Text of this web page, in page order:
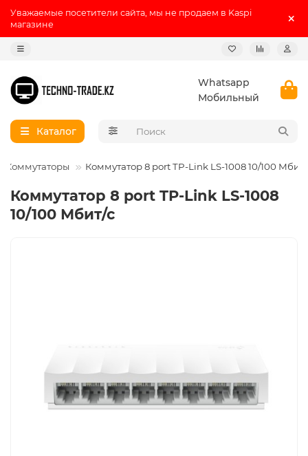
Уважаемые посетители сайта, мы не продаем в Kaspi
магазине
Whatsapp
Мобильный
Каталог
Коммутаторы Коммутатор 8 port TP-Link LS-1008 10/100 Мбит/
Коммутатор 8 port TP-Link LS-1008
10/100 Мбит/с